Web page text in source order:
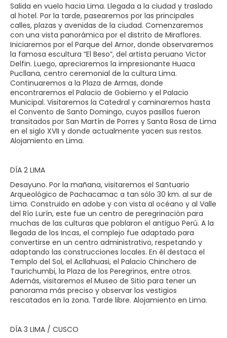
Salida en vuelo hacia Lima. Llegada a la ciudad y traslado
al hotel. Por la tarde, pasearemos por las principales
calles, plazas y avenidas de la ciudad. Comenzaremos
con una vista panorámica por el distrito de Miraflores.
Iniciaremos por el Parque del Amor, donde observaremos
la famosa escultura “El Beso”, del artista peruano Victor
Delfin. Luego, apreciaremos la impresionante Huaca
Pucllana, centro ceremonial de la cultura Lima.
Continuaremos a la Plaza de Armas, donde
encontraremos el Palacio de Gobierno y el Palacio
Municipal. Visitaremos la Catedral y caminaremos hasta
el Convento de Santo Domingo, cuyos pasillos fueron
transitados por San Martín de Porres y Santa Rosa de Lima
en el siglo XVII y donde actualmente yacen sus restos.
Alojamiento en Lima.
DÍA 2 LIMA
Desayuno. Por la mañana, visitaremos el Santuario
Arqueológico de Pachacamac a tan sólo 30 km. al sur de
Lima. Construido en adobe y con vista al océano y al Valle
del Río Lurín, este fue un centro de peregrinación para
muchas de las culturas que poblaron el antiguo Perú. A la
llegada de los Incas, el complejo fue adaptado para
convertirse en un centro administrativo, respetando y
adaptando las construcciones locales. En él destaca el
Templo del Sol, el Acllahuasi, el Palacio Chinchero de
Taurichumbi, la Plaza de los Peregrinos, entre otros.
Además, visitaremos el Museo de Sitio para tener un
panorama más preciso y observar los vestigios
rescatados en la zona. Tarde libre. Alojamiento en Lima.
DÍA 3 LIMA / CUSCO